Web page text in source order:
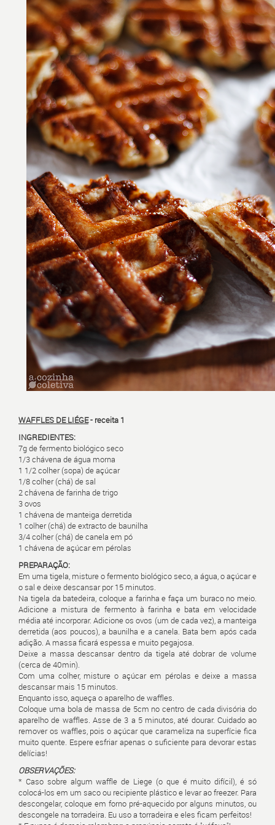
WAFFLES DE LIÉGE- receita 1
INGREDIENTES:
7g de fermento biológico seco
1/3 chávena de água morna
1 1/2 colher (sopa) de açúcar
1/8 colher (chá) de sal
2 chávena de farinha de trigo
3 ovos
1 chávena de manteiga derretida
1 colher (chá) de extracto de baunilha
3/4 colher (chá) de canela em pó
1 chávena de açúcar em pérolas
PREPARAÇÃO:
Em uma tigela, misture o fermento biológico seco, a água, o açúcar e
o sal e deixe descansar por 15 minutos.
Na tigela da batedeira, coloque a farinha e faça um buraco no meio.
Adicione a mistura de fermento à farinha e bata em velocidade
média até incorporar. Adicione os ovos (um de cada vez), a manteiga
derretida (aos poucos), a baunilha e a canela. Bata bem após cada
adição. A massa ficará espessa e muito pegajosa.
Deixe a massa descansar dentro da tigela até dobrar de volume
(cerca de 40min).
Com uma colher, misture o açúcar em pérolas e deixe a massa
descansar mais 15 minutos.
Enquanto isso, aqueça o aparelho de waffles.
Coloque uma bola de massa de 5cm no centro de cada divisória do
aparelho de waffles. Asse de 3 a 5 minutos, até dourar. Cuidado ao
remover os waffles, pois o açúcar que carameliza na superfície fica
muito quente. Espere esfriar apenas o suficiente para devorar estas
delícias!
OBSERVAÇÕES:
* Caso sobre algum waffle de Liege (o que é muito difícil), é só
colocá-los em um saco ou recipiente plástico e levar ao freezer. Para
descongelar, coloque em forno pré-aquecido por alguns minutos, ou
descongele na torradeira. Eu uso a torradeira e eles ficam perfeitos!